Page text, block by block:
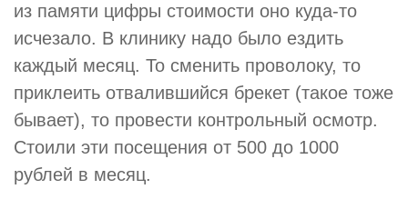
из памяти цифры стоимости оно куда-то
исчезало. В клинику надо было ездить
каждый месяц. То сменить проволоку, то
приклеить отвалившийся брекет (такое тоже
бывает), то провести контрольный осмотр.
Стоили эти посещения от 500 до 1000
рублей в месяц.